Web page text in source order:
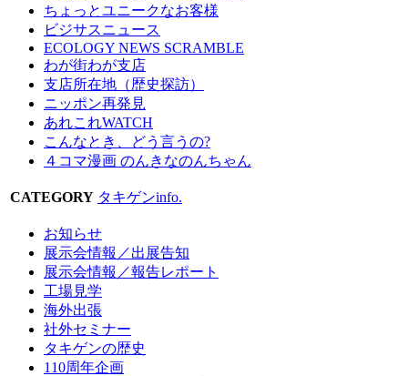
ちょっとユニークなお客様
ビジサスニュース
ECOLOGY NEWS SCRAMBLE
わが街わが支店
支店所在地（歴史探訪）
ニッポン再発見
あれこれWATCH
こんなとき、どう言うの?
４コマ漫画 のんきなのんちゃん
CATEGORY タキゲンinfo.
お知らせ
展示会情報／出展告知
展示会情報／報告レポート
工場見学
海外出張
社外セミナー
タキゲンの歴史
110周年企画